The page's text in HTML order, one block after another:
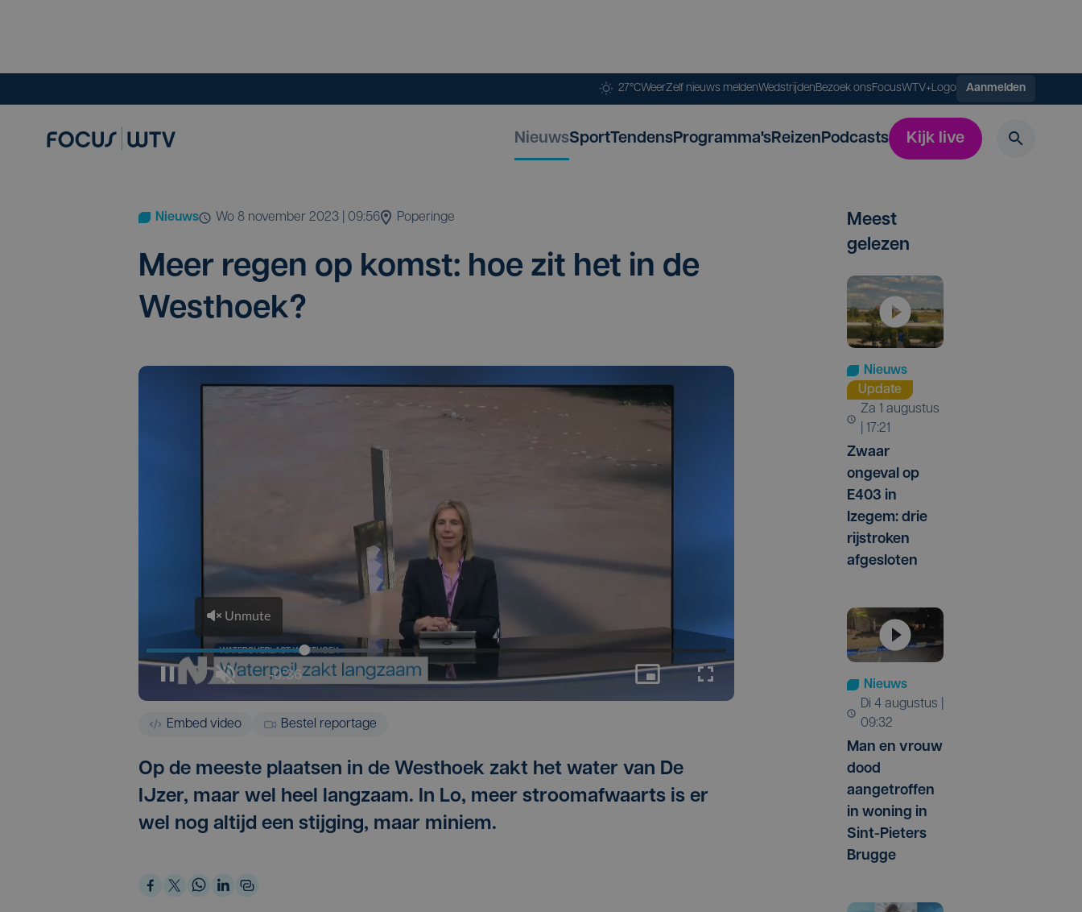
27°CWeerZelf nieuws meldenWedstrijdenBezoek onsFocusWTV+Logo Aanmelden
NieuwsSportTendensProgramma'sReizenPodcasts Kijk live
Nieuws wo 8 november 2023 | 09:56 Poperinge
Meer regen op komst: hoe zit het in de
Westhoek?
Embed video Bestel reportage
Op de meeste plaatsen in de Westhoek zakt het water van De
IJzer, maar wel heel langzaam. In Lo, meer stroomafwaarts is er
wel nog altijd een stijging, maar miniem.
Meest
gelezen
Nieuws
Update
za 1 augustus
| 17:21
Zwaar
ongeval op
E403 in
Izegem: drie
rijstroken
afgesloten
Nieuws
di 4 augustus |
09:32
Man en vrouw
dood
aangetroffen
in woning in
Sint-Pieters
Brugge